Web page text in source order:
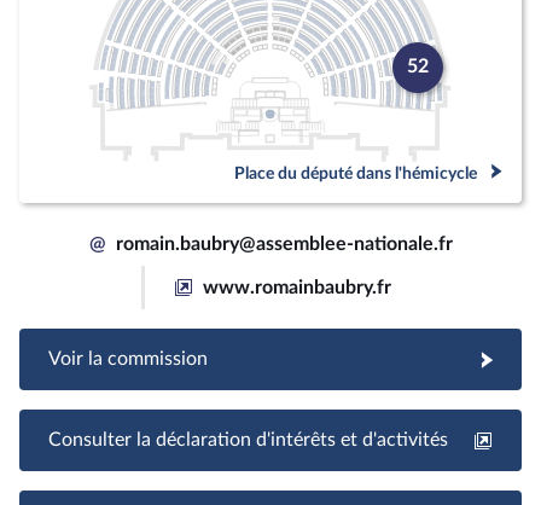
52
Place du député dans l'hémicycle
@ romain.baubry@assemblee-nationale.fr
www.romainbaubry.fr
Voir la commission
Consulter la déclaration d'intérêts et d'activités